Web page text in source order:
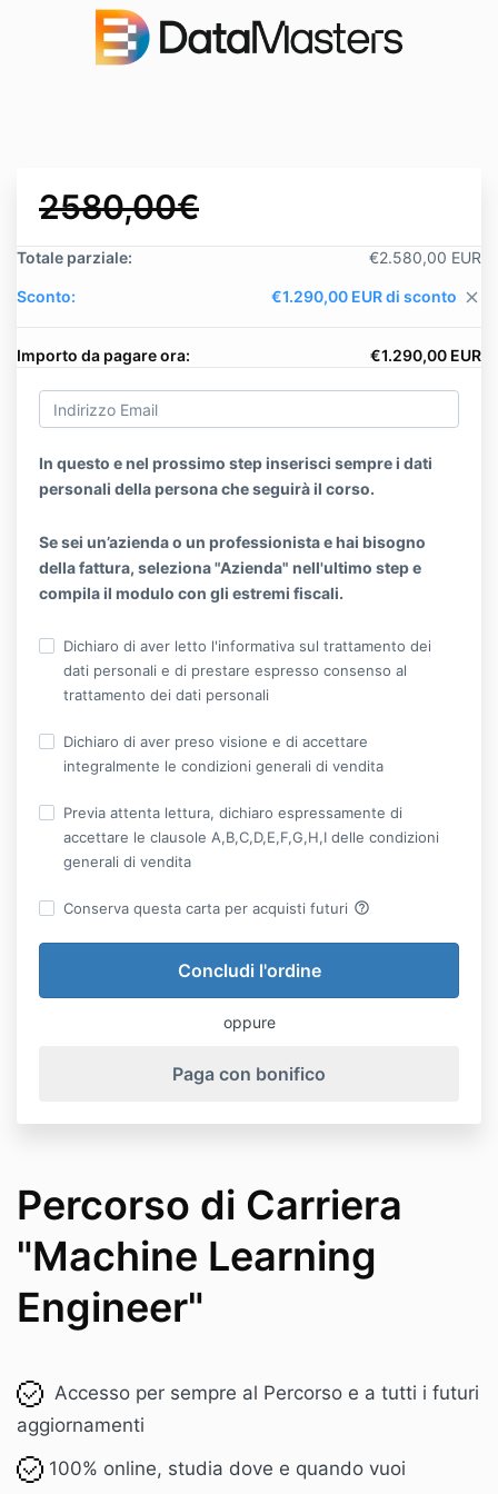
2580,00€
Totale parziale: €2.580,00 EUR
Sconto: €1.290,00 EUR di sconto close
Importo da pagare ora: €1.290,00 EUR
In questo e nel prossimo step inserisci sempre i dati
personali della persona che seguirà il corso.
Se sei un’azienda o un professionista e hai bisogno
della fattura, seleziona "Azienda" nell'ultimo step e
compila il modulo con gli estremi fiscali.
Dichiaro di aver letto l'informativa sul trattamento dei
dati personali e di prestare espresso consenso al
trattamento dei dati personali
Dichiaro di aver preso visione e di accettare
integralmente le condizioni generali di vendita
Previa attenta lettura, dichiaro espressamente di
accettare le clausole A,B,C,D,E,F,G,H,I delle condizioni
generali di vendita
Conserva questa carta per acquisti futuri help_outline
oppure
Paga con bonifico
Percorso di Carriera
"Machine Learning
Engineer"
Accesso per sempre al Percorso e a tutti i futuri
aggiornamenti
100% online, studia dove e quando vuoi